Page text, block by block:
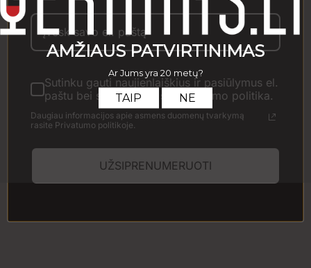
Raudonas pusiau sausas vynas iš Italijos.
Į krepšelį
nuotraukoje. Gauta prekė gali būti kito dizaino ar pakuotės
formos. Visa informacija, pateikiama el. parduotuvėje, yra
bendro pobūdžio ir gali nežymiai skirtis nuo informacijos,
Sutinku gauti naujienlaiškius ir pasiūlymus el.
paštu bei susipažinau su Privatumo politika.
Daugiau informacijos apie asmens duomenų tvarkymą
rasite Privatumo politikoje.
UŽSIPRENUMERUOTI